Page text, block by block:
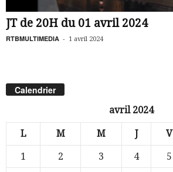
JT de 20H du 01 avril 2024
RTBMULTIMEDIA - 1 avril 2024
Calendrier
avril 2024
L M M J V
1 2 3 4 5